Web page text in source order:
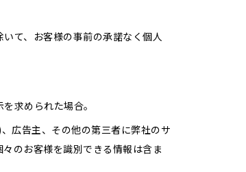
て、お客様の事前の承諾なく個人
求められた場合。
広告主、その他の第三者に弊社のサ
のお客様を識別できる情報は含ま